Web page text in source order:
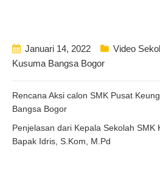
Januari 14, 2022 Video
Kusuma Bangsa Bogor
Rencana Aksi calon SMK Pusat
Bangsa Bogor
Penjelasan dari Kepala Sekolah SMK
Bapak Idris, S.Kom, M.Pd